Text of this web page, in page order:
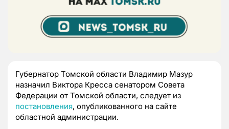
Губернатор Томской области Владимир Мазур
назначил Виктора Кресса сенатором Совета
Федерации от Томской области, следует из
постановления, опубликованного на сайте
областной администрации.